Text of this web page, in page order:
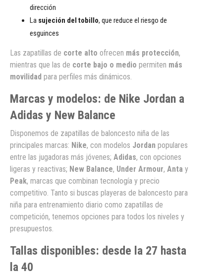
dirección
La sujeción del tobillo, que reduce el riesgo de
esguinces
Las zapatillas de corte alto ofrecen más protección,
mientras que las de corte bajo o medio permiten más
movilidad para perfiles más dinámicos.
Marcas y modelos: de Nike Jordan a
Adidas y New Balance
Disponemos de zapatillas de baloncesto niña de las
principales marcas: Nike, con modelos Jordan populares
entre las jugadoras más jóvenes; Adidas, con opciones
ligeras y reactivas; New Balance, Under Armour, Anta y
Peak, marcas que combinan tecnología y precio
competitivo. Tanto si buscas playeras de baloncesto para
niña para entrenamiento diario como zapatillas de
competición, tenemos opciones para todos los niveles y
presupuestos.
Tallas disponibles: desde la 27 hasta
la 40